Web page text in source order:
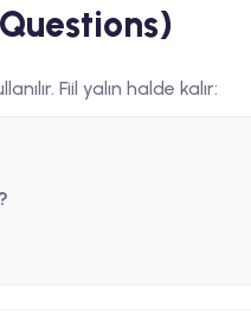
Fiil yalın halde kalır: